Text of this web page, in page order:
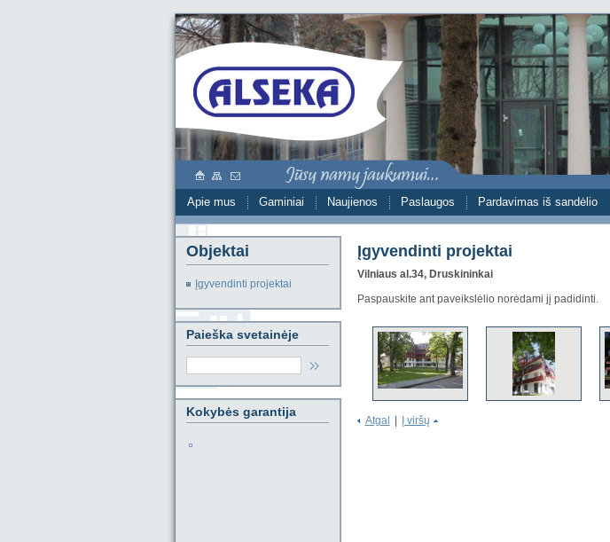
Apie mus Gaminiai Naujienos Paslaugos Pardavimas iš sandėlio
Objektai
Įgyvendinti projektai
Paieška svetainėje
Kokybės garantija
Įgyvendinti projektai
Vilniaus al.34, Druskininkai
Paspauskite ant paveikslėlio norėdami jį padidinti.
Atgal Į viršų